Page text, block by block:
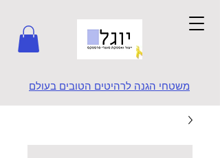
משטחי הגנה לרהיטים הטובים בעולם